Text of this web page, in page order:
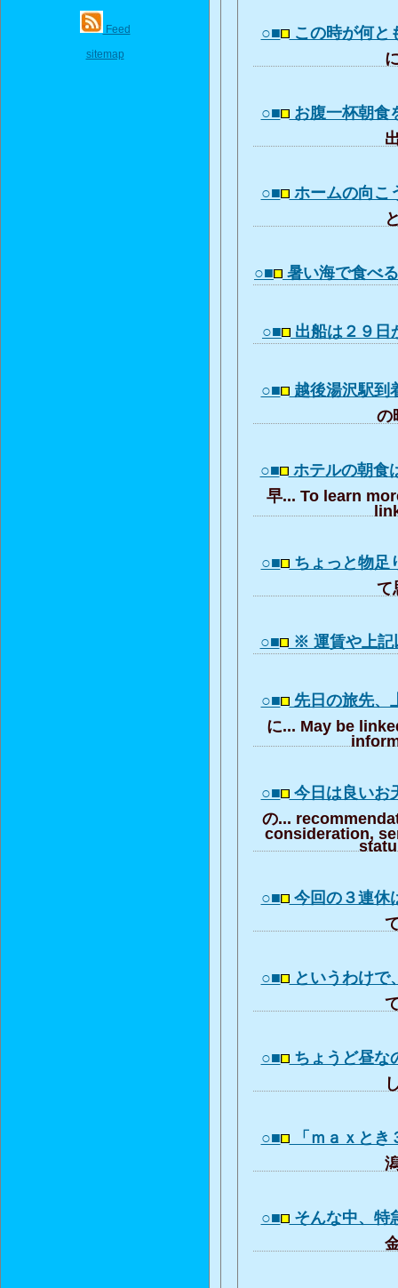
Feed
sitemap
○■ この時が何
○■ お腹一杯朝
○■ ホームの向
○■ 暑い海で食べ
○■ 出船は２９
○■ 越後湯沢駅
の
○■ ホテルの朝
早... To learn
○■ ちょっと物
て
○■ ※ 運賃や上記
○■ 先日の旅先
に... May be
○■ 今日は良い
の...
consideration,
○■ 今回の３連
○■ というわけ
○■ ちょうど昼
○■ 「ｍａｘと
○■ そんな中、